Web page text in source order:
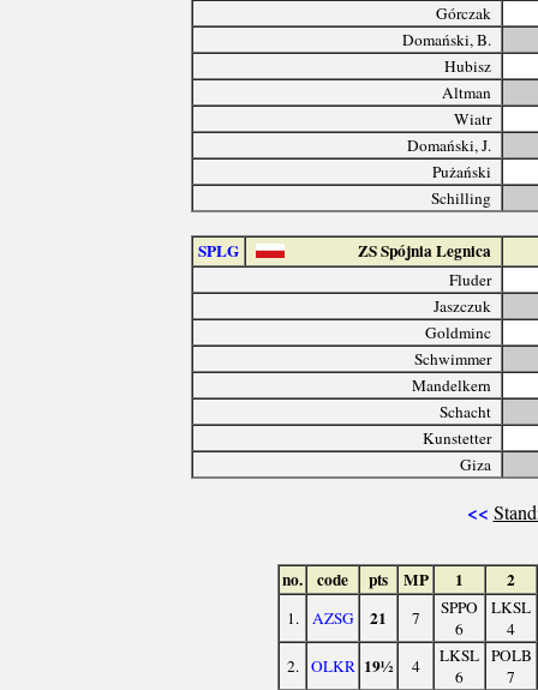
Górczak
Domański, B.
Hubisz
Altman
Wiatr
Domański, J.
Pużański
Schilling
SPLG ZS Spójnia Legnica
Fluder
Jaszczuk
Goldminc
Schwimmer
Mandelkern
Schacht
Kunstetter
Giza
<<
no. code pts MP 1 2
1. AZSG 21 7
SPPO
6
LKSL
4
2. OLKR 19½ 4
LKSL
6
POLB
7